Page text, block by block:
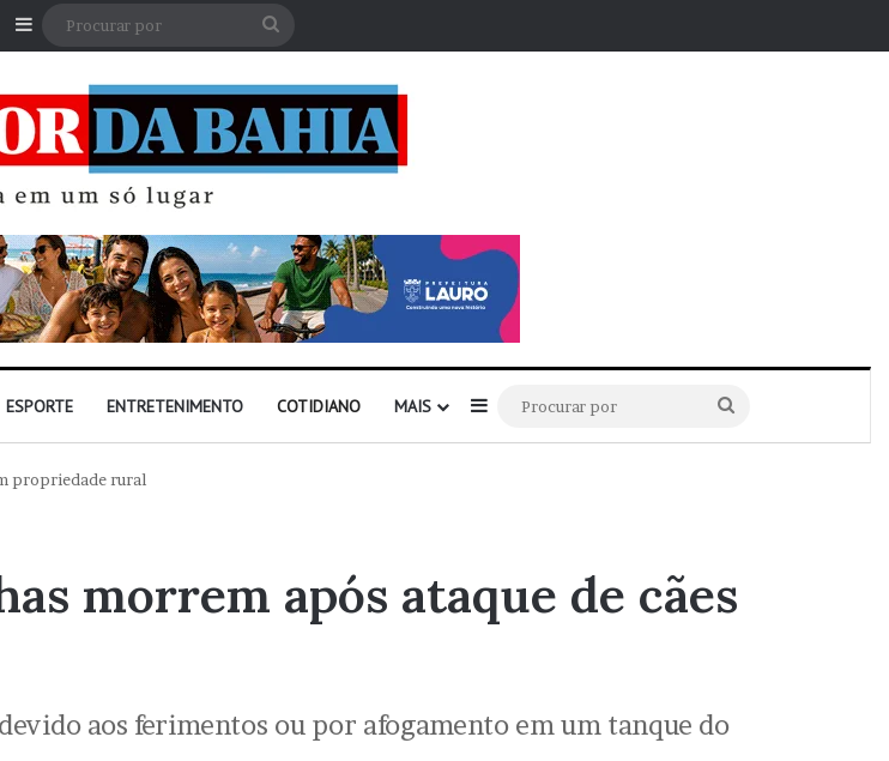
EntrarBarra Lateral
ESPORTE ENTRETENIMENTO COTIDIANO MAIS Barra Lateral
por
propriedade rural
morrem após ataque de cães
aos ferimentos ou por afogamento em um tanque do